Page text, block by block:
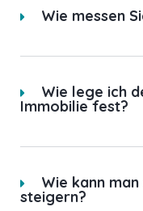
Wie messen
Wie lege ich
Immobilie fest?
Wie kann
steigern?